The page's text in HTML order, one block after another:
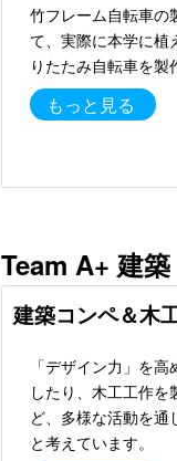
竹フレーム自転車の
て、実際に本学に植
りたたみ自転車を製
もっと見る
Team A+ 建築
建築コンペ＆木
「デザイン力」を
したり、木工工作
ど、多様な活動を
と考えています。